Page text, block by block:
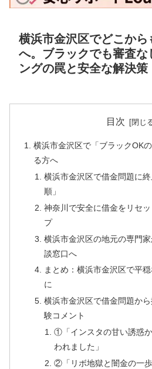
横浜市金沢区でどこか
へ。ブラックでも審査
ングの罠と安全な解決策
目次
横浜市金沢区で「ブラックOK
る方へ
横浜市金沢区で借金問題に
順」
神奈川で安全に借金をリセ
プ
横浜市金沢区の地元の専門
談窓口へ
まとめ：横浜市金沢区で平
に
横浜市金沢区で借金問題か
験コメント
①「インスタの甘い誘惑
われました」
②「リボ地獄と闇金の一